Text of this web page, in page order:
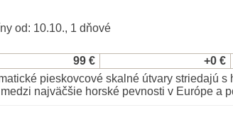
od: 10.10., 1 dňové
99 €
+0 €
pieskovcové skalné útvary striedajú
najväčšie horské pevnosti v Európe a